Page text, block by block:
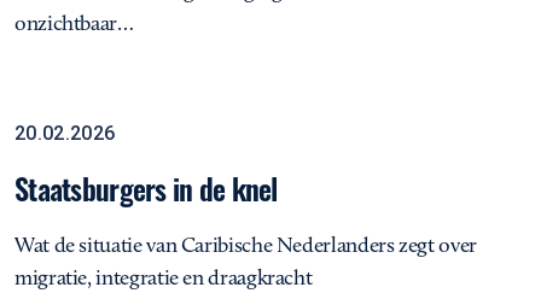
onzichtbaar…
Interview
20.02.2026
Staatsburgers in de knel
Wat de situatie van Caribische Nederlanders zegt over
migratie, integratie en draagkracht